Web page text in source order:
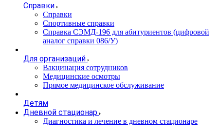
Справки
Справки
Спортивные справки
Справка СЭМД‑196 для абитуриентов (цифровой
аналог справки 086/У)
Для организаций
Вакцинация сотрудников
Медицинские осмотры
Прямое медицинское обслуживание
Детям
Дневной стационар
Диагностика и лечение в дневном стационаре